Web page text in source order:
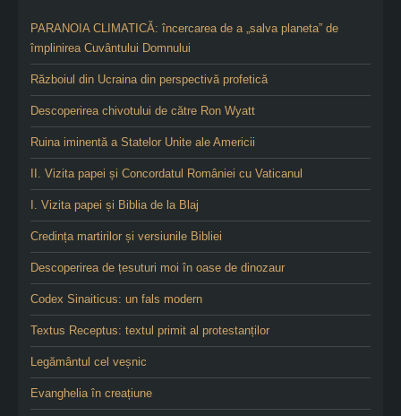
PARANOIA CLIMATICĂ: încercarea de a „salva planeta” de
împlinirea Cuvântului Domnului
Războiul din Ucraina din perspectivă profetică
Descoperirea chivotului de către Ron Wyatt
Ruina iminentă a Statelor Unite ale Americii
II. Vizita papei și Concordatul României cu Vaticanul
I. Vizita papei și Biblia de la Blaj
Credința martirilor și versiunile Bibliei
Descoperirea de țesuturi moi în oase de dinozaur
Codex Sinaiticus: un fals modern
Textus Receptus: textul primit al protestanților
Legământul cel veșnic
Evanghelia în creațiune